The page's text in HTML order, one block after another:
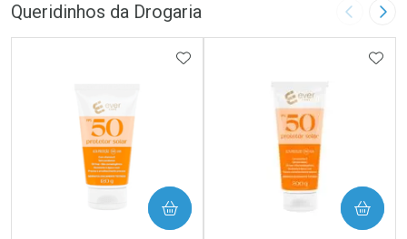
Queridinhos da Drogaria Imagem
ADICIONAR AOS FAVORITOS
COMPRAR COMPRAR